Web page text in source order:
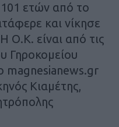
101 ετών από το
και νίκησε
Ο.Κ. είναι από τις
Γηροκομείου
magnesianews.gr
Κιαμέτης,